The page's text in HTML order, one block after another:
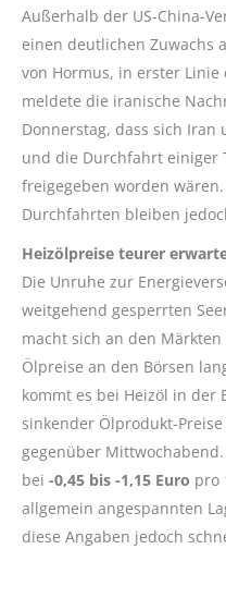
Außerhalb der US-China-
einen deutlichen Zuwachs
von Hormus, in erster Linie
meldete die iranische
Donnerstag, dass sich
und die Durchfahrt einiger
freigegeben worden
Durchfahrten bleiben
Heizölpreise teurer
Die Unruhe zur
weitgehend gesperrten
macht sich an den
Ölpreise an den Börsen
kommt es bei Heizöl in
sinkender Ölprodukt-
gegenüber
bei -0,45 bis -1,15 Euro pro
allgemein angespannten
diese Angaben jedoch